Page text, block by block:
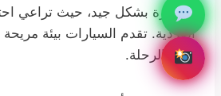
ومجهزة بشكل جيد، حيث تراعي
الفردية. تقدم السيارات بيئة مريحة
خلال الرحلة.